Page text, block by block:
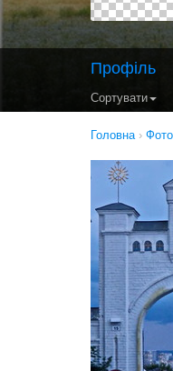
Профіль
Сортувати
Головна›